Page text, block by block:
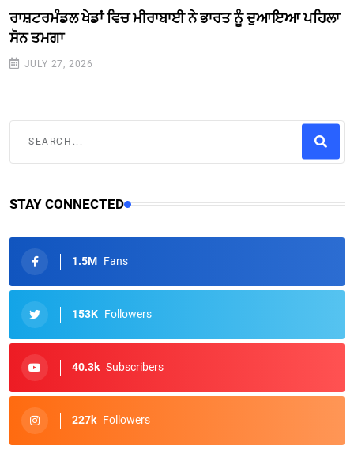
ਰਾਸ਼ਟਰਮੰਡਲ ਖੇਡਾਂ ਵਿਚ ਮੀਰਾਬਾਈ ਨੇ ਭਾਰਤ ਨੂੰ ਦੁਆਇਆ ਪਹਿਲਾ
ਸੋਨ ਤਮਗਾ
JULY 27, 2026
STAY CONNECTED
1.5M Fans
153K Followers
40.3k Subscribers
227k Followers